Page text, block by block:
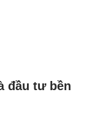
đầu tư bền